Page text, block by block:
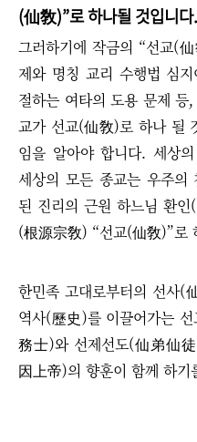
(仙敎)”로 하나될 것입니다.
그러하기에 작금의 “선교(
제와 명칭 교리 수행법 심
절하는 여타의 도용 문제
교가 선교(仙敎)로 하나 될
임을 알아야 합니다. 세상
세상의 모든 종교는 우주의
된 진리의 근원 하느님 환
(根源宗敎) “선교(仙敎)”로
한민족 고대로부터의 선사(
역사(歷史)를 이끌어가는
務士)와 선제선도(仙弟仙
因上帝)의 향훈이 함께 하기